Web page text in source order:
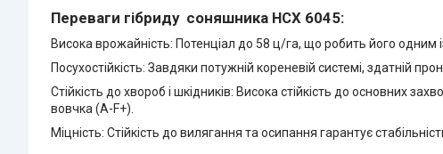
Переваги гібриду соняшника НСХ 6045:
Висока врожайність: Потенціал до 58 ц/га, що робить його одним
Посухостійкість: Завдяки потужній кореневій системі, здатній
Стійкість до хвороб і шкідників: Висока стійкість до основних
вовчка (A-F+).
Міцність: Стійкість до вилягання та осипання гарантує